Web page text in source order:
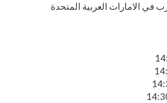
في الامارات العربية المتحدة